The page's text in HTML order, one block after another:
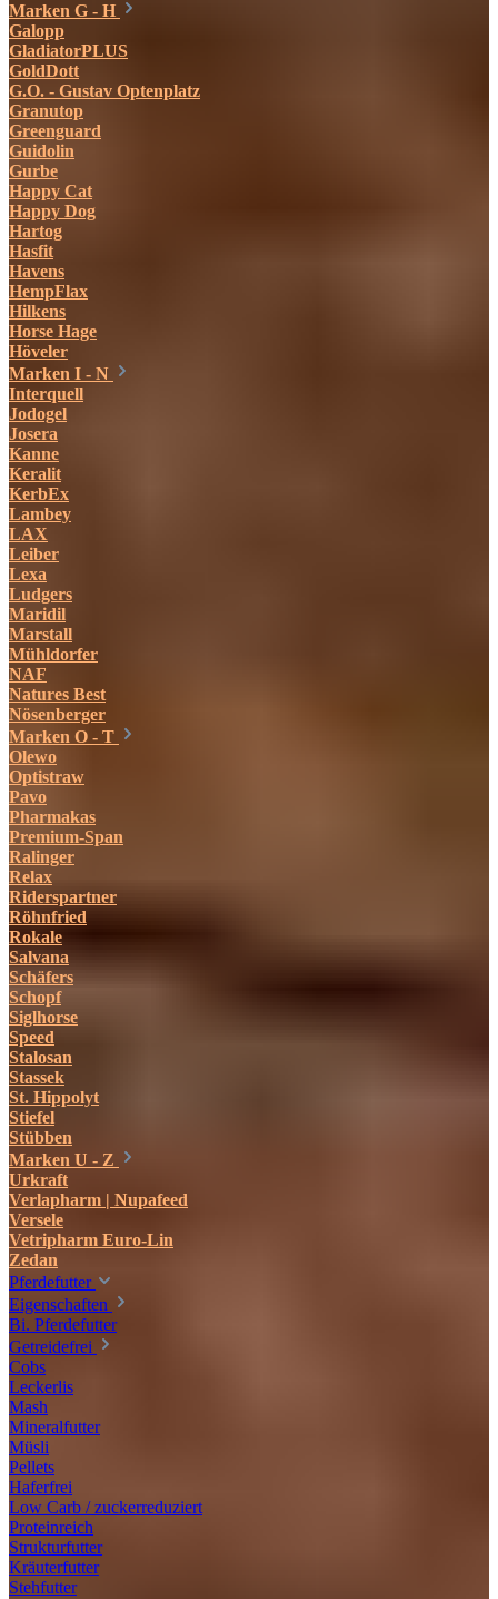
Marken G - H
Galopp
GladiatorPLUS
GoldDott
G.O. - Gustav Optenplatz
Granutop
Greenguard
Guidolin
Gurbe
Happy Cat
Happy Dog
Hartog
Hasfit
Havens
HempFlax
Hilkens
Horse Hage
Höveler
Marken I - N
Interquell
Jodogel
Josera
Kanne
Keralit
KerbEx
Lambey
LAX
Leiber
Lexa
Ludgers
Maridil
Marstall
Mühldorfer
NAF
Natures Best
Nösenberger
Marken O - T
Olewo
Optistraw
Pavo
Pharmakas
Premium-Span
Ralinger
Relax
Riderspartner
Röhnfried
Rokale
Salvana
Schäfers
Schopf
Siglhorse
Speed
Stalosan
Stassek
St. Hippolyt
Stiefel
Stübben
Marken U - Z
Urkraft
Verlapharm | Nupafeed
Versele
Vetripharm Euro-Lin
Zedan
Pferdefutter
Eigenschaften
Bi. Pferdefutter
Getreidefrei
Cobs
Leckerlis
Mash
Mineralfutter
Müsli
Pellets
Haferfrei
Low Carb / zuckerreduziert
Proteinreich
Strukturfutter
Kräuterfutter
Stehfutter